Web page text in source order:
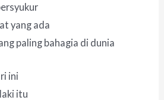
yang ada
paling bahagia di dunia
ini
itu